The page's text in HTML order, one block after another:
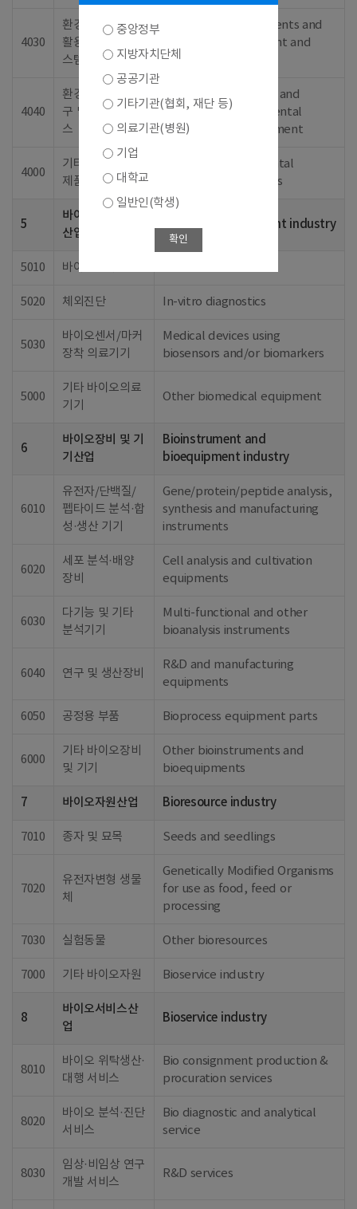
4030
환경처리, 자원재
활용 제제 및 시
스템
Bioenvironmental agents and
systems for treatment and
recycle
4040
환경오염 측정기
구 및 진단, 서비
스
Measuring apparatus and
service for environmental
pollution and assessment
4000
기타 바이오환경
제품 및 서비스
Other bioenvironmental
products and services
5
바이오의료기기
산업
Biomedical equipment industry
5010 바이오센서
5020 체외진단 In-vitro diagnostics
5030
바이오센서/마커
장착 의료기기
Medical devices using
biosensors and/or biomarkers
5000
기타 바이오의료
기기
Other biomedical equipment
6
바이오장비 및 기
기산업
Bioinstrument and
bioequipment industry
6010
유전자/단백질/
펩타이드 분석·합
성·생산 기기
Gene/protein/peptide analysis,
synthesis and manufacturing
instruments
6020
세포 분석·배양
장비
Cell analysis and cultivation
equipments
6030
다기능 및 기타
분석기기
Multi-functional and other
bioanalysis instruments
6040 연구 및 생산장비
R&D and manufacturing
equipments
6050 공정용 부품 Bioprocess equipment parts
6000
기타 바이오장비
및 기기
Other bioinstruments and
bioequipments
7 바이오자원산업 Bioresource industry
7010 종자 및 묘목 Seeds and seedlings
7020
유전자변형 생물
체
Genetically Modified Organisms
for use as food, feed or
processing
7030 실험동물 Other bioresources
7000 기타 바이오자원 Bioservice industry
8
바이오서비스산
업
Bioservice industry
8010
바이오 위탁생산·
대행 서비스
Bio consignment production &
procuration services
8020
바이오 분석·진단
서비스
Bio diagnostic and analytical
service
8030
임상·비임상 연구
개발 서비스
R&D services
중앙정부
지방자치단체
공공기관
기타기관(협회, 재단 등)
의료기관(병원)
기업
대학교
일반인(학생)
확인